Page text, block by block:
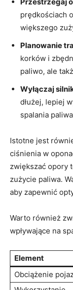
prędkościach
większego
Planowanie
korków i
paliwo,​ ale
Wyłączaj
⁣dłużej, lepiej
spalania
Istotne‌ jest
ciśnienia w‌
zwiększać opory
zużycie paliwa.
aby zapewnić
Warto również
wpływające na‍
Element
Obciążenie